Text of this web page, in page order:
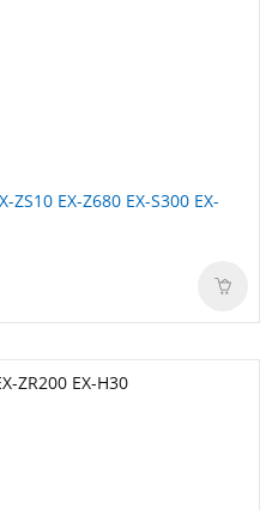
ZS10 EX-Z680 EX-S300 EX-